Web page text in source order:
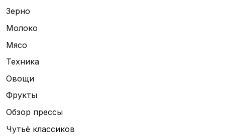
Зерно
Молоко
Мясо
Техника
Овощи
Фрукты
Обзор прессы
Чутьё классиков